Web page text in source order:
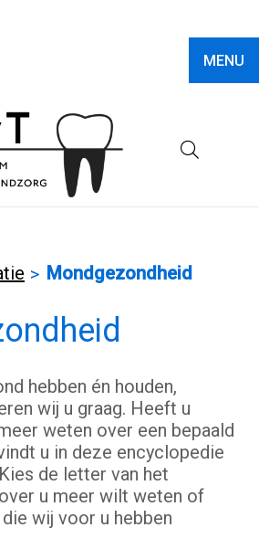
MENU
Mondgezondheid
hebben én houden,
wij u graag. Heeft u
weten over een bepaald
u in deze encyclopedie
de letter van het
u meer wilt weten of
wij voor u hebben